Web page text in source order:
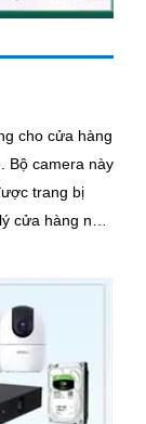
cho cửa hàng
trang bị
cửa hàng nắm